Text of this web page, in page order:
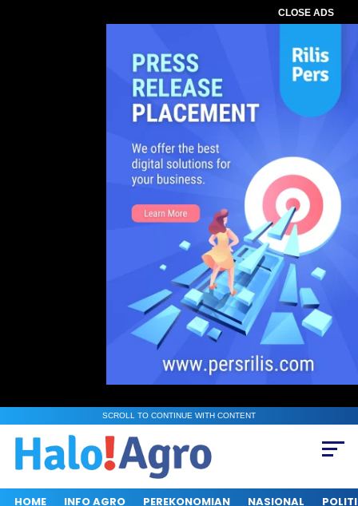
CLOSE ADS
SCROLL TO CONTINUE WITH CONTENT
HOME INFO AGRO PEREKONOMIAN NASIONAL